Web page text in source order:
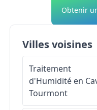
Obtenir
Villes voisines
Traitement
d'Humidité en
Tourmont